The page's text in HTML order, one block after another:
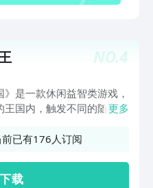
NO.4
》是一款休闲益智类游戏，
王国内，触发不同的随机事
以及轻快有趣的音乐，风
更多
已有176人订阅
载